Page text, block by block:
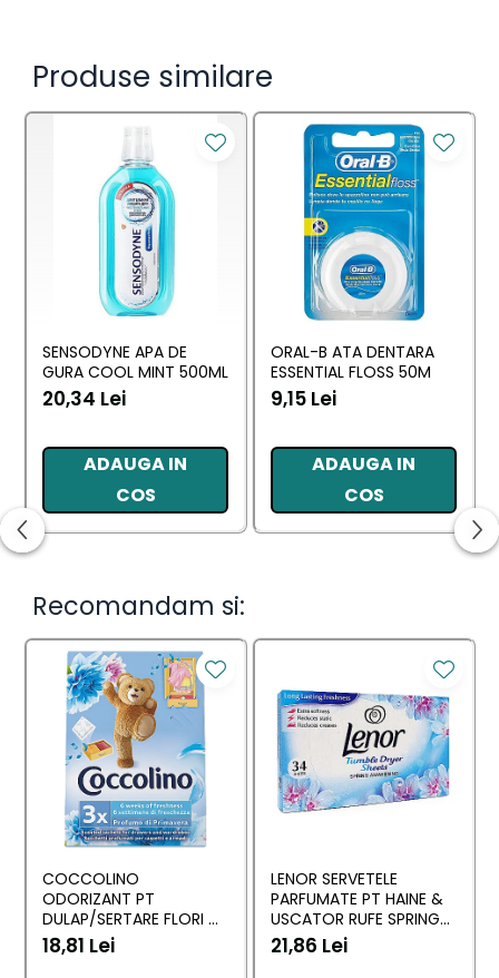
Produse similare
SENSODYNE APA DE
GURA COOL MINT 500ML
20,34 Lei
ADAUGA IN
COS
ORAL-B ATA DENTARA
ESSENTIAL FLOSS 50M
9,15 Lei
ADAUGA IN
COS
Recomandam si:
COCCOLINO
ODORIZANT PT
DULAP/SERTARE FLORI DI
PRIMAVERA 3 BUC
18,81 Lei
LENOR SERVETELE
PARFUMATE PT HAINE &
USCATOR RUFE SPRING
AWAKENING 34 BUC
21,86 Lei